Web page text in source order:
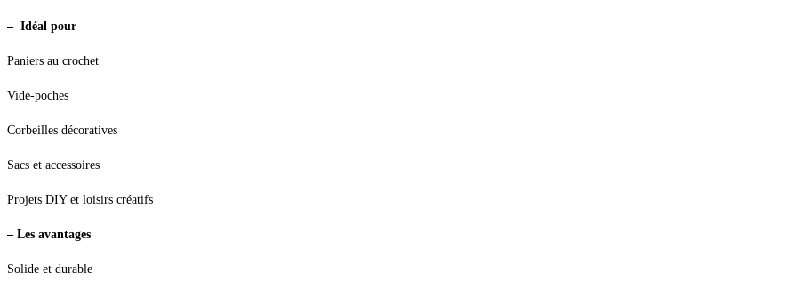
– Idéal pour
Paniers au crochet
Vide-poches
Corbeilles décoratives
Sacs et accessoires
Projets DIY et loisirs créatifs
– Les avantages
Solide et durable